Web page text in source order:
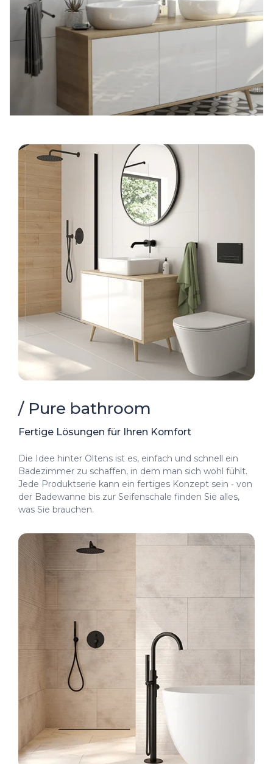
/ Pure bathroom
Fertige Lösungen für Ihren Komfort
Die Idee hinter Oltens ist es, einfach und schnell ein
Badezimmer zu schaffen, in dem man sich wohl fühlt.
Jede Produktserie kann ein fertiges Konzept sein ‑ von
der Badewanne bis zur Seifenschale finden Sie alles,
was Sie brauchen.